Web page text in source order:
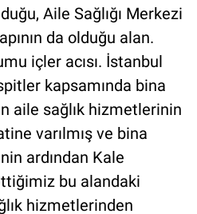
Aile Sağlığı Merkezi
da olduğu alan.
içler acısı. İstanbul
kapsamında bina
aile sağlık hizmetlerinin
varılmış ve bina
ardından Kale
bu alandaki
hizmetlerinden